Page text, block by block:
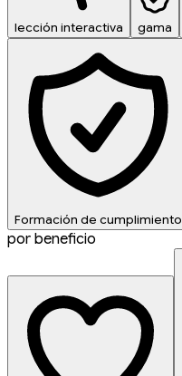
lección interactiva gama
Formación de cumplimiento
por beneficio